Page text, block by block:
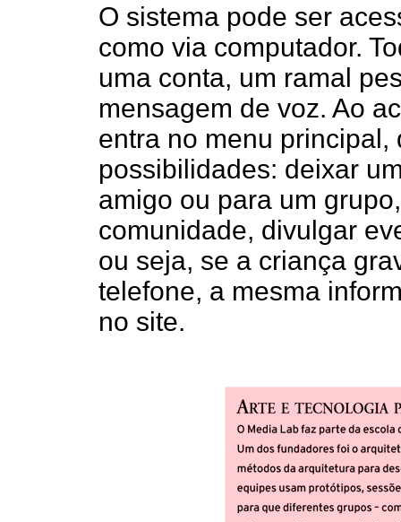
O sistema pode ser
como via computador.
uma conta, um ramal
mensagem de voz. Ao
entra no menu
possibilidades: deixar
amigo ou para um
comunidade, divulgar
ou seja, se a criança
telefone, a mesma
no site.